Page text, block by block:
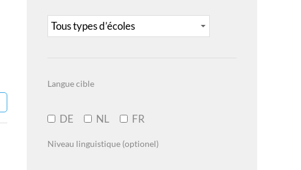
Langue cible
DE NL FR
Niveau linguistique (optionel)